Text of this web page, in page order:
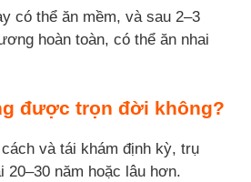
có thể ăn mềm, và sau 2–3
hoàn toàn, có thể ăn nhai
được trọn đời không?
và tái khám định kỳ, trụ
20–30 năm hoặc lâu hơn.